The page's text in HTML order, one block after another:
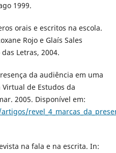
1999.
orais e escritos na escola.
Rojo e Glaís Sales
Letras, 2004.
da audiência em uma
de Estudos da
2005. Disponível em:
na fala e na escrita. In: